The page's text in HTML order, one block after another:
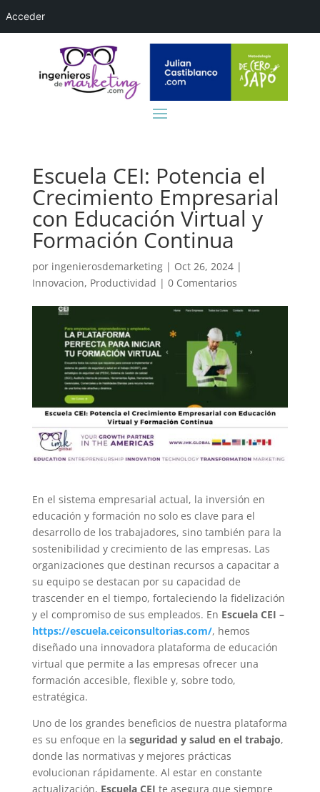
Escuela CEI: Potencia el
Crecimiento Empresarial
con Educación Virtual y
Formación Continua
por ingenierosdemarketing| Oct 26, 2024|
Innovacion, Productividad | 0 Comentarios
En el sistema empresarial actual, la inversión en
educación y formación no solo es clave para el
desarrollo de los trabajadores, sino también para la
sostenibilidad y crecimiento de las empresas. Las
organizaciones que destinan recursos a capacitar a
su equipo se destacan por su capacidad de
trascender en el tiempo, fortaleciendo la fidelización
y el compromiso de sus empleados. En Escuela CEI –
https://escuela.ceiconsultorias.com/, hemos
diseñado una innovadora plataforma de educación
virtual que permite a las empresas ofrecer una
formación accesible, flexible y, sobre todo,
estratégica.
Uno de los grandes beneficios de nuestra plataforma
es su enfoque en la seguridad y salud en el trabajo,
donde las normativas y mejores prácticas
evolucionan rápidamente. Al estar en constante
actualización, Escuela CEI te asegura que siempre
Acceder